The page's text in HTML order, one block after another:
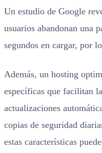
Un estudio de Google
usuarios abandonan una
segundos en cargar, por
Además, un hosting
específicas que facilitan
actualizaciones
copias de seguridad
estas características